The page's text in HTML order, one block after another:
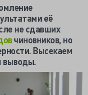
её
не сдавших
чиновников, но
Высекаем
выводы.